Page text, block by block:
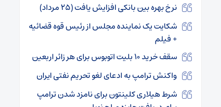
نرخ بهره بین بانکی افزایش یافت (۲۵ مرداد)
شکایت یک نماینده مجلس از رئیس قوه قضائیه
+ فیلم
سقف خرید ۱۰ بلیت اتوبوس برای هر زائر اربعین
واکنش ترامپ به ادعای لغو تحریم نفتی ایران
شرط هیلاری کلینتون برای نامزد شدن ترامپ